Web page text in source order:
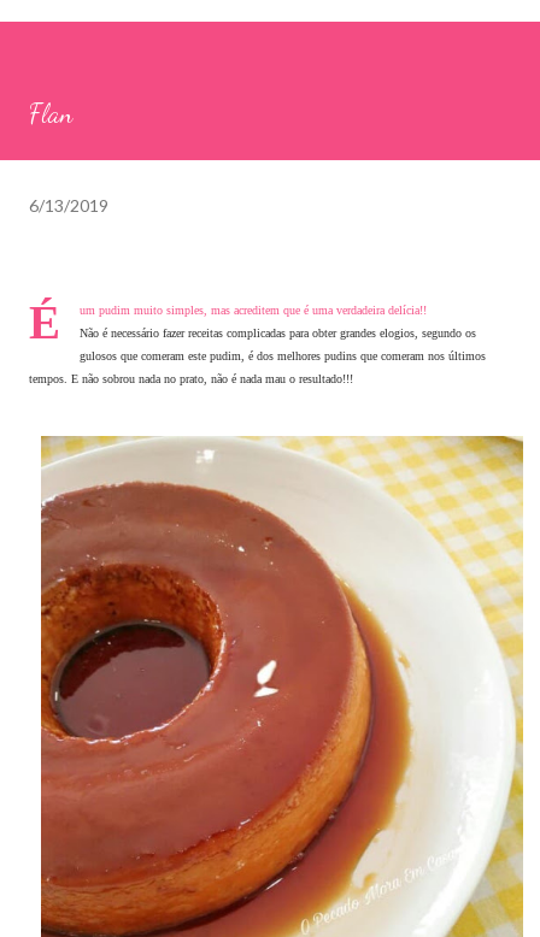
Flan
6/13/2019
É
um pudim muito simples, mas acreditem que é uma verdadeira delícia!!
Não é necessário fazer receitas complicadas para obter grandes elogios, segundo os
gulosos que comeram este pudim, é dos melhores pudins que comeram nos últimos
tempos. E não sobrou nada no prato, não é nada mau o resultado!!!